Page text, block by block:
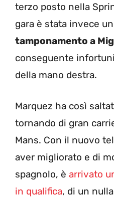
terzo posto nella
gara è stata invece
tamponamento a
conseguente
della mano destra.
Marquez ha così
tornando di gran
Mans. Con il nuovo
aver migliorato e di
spagnolo, è arrivato
in qualifica, di un